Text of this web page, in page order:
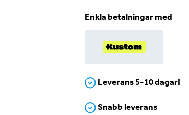
Enkla betalningar med
Leverans 5-10 dagar!
Snabb leverans